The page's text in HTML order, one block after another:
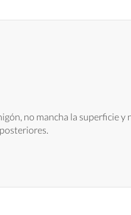
no mancha la superficie y